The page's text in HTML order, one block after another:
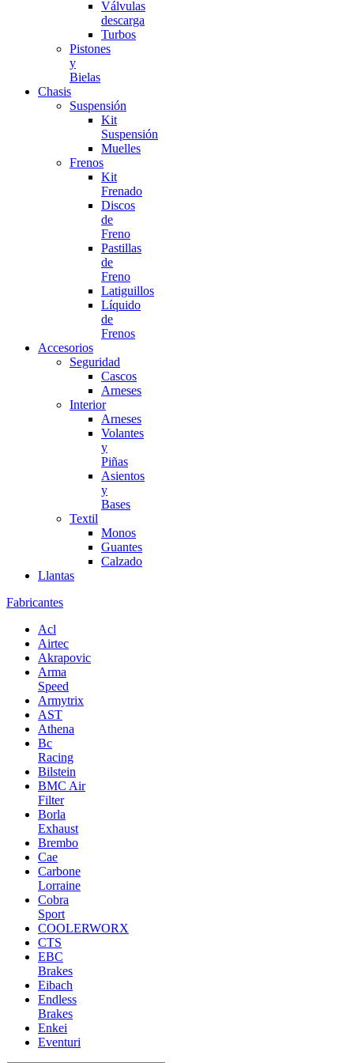
Válvulas
descarga
Turbos
Pistones
y
Bielas
Chasis
Suspensión
Kit
Suspensión
Muelles
Frenos
Kit
Frenado
Discos
de
Freno
Pastillas
de
Freno
Latiguillos
Líquido
de
Frenos
Accesorios
Seguridad
Cascos
Arneses
Interior
Arneses
Volantes
y
Piñas
Asientos
y
Bases
Textil
Monos
Guantes
Calzado
Llantas
Fabricantes
Acl
Airtec
Akrapovic
Arma
Speed
Armytrix
AST
Athena
Bc
Racing
Bilstein
BMC Air
Filter
Borla
Exhaust
Brembo
Cae
Carbone
Lorraine
Cobra
Sport
COOLERWORX
CTS
EBC
Brakes
Eibach
Endless
Brakes
Enkei
Eventuri